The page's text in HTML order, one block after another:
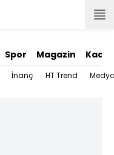
Spor Magazin Kadın
İnanç HT Trend